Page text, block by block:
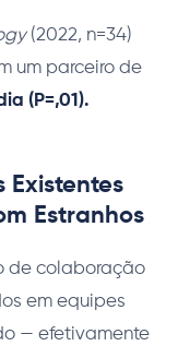
(2022, n=34)
um parceiro de
(P=,01).
Existentes
Estranhos
de colaboração
em equipes
— efetivamente